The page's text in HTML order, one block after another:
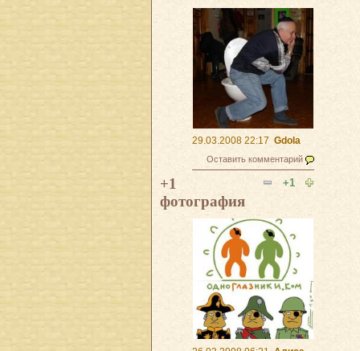
29.03.2008 22:17 Gdola
Оставить комментарий
+1
+1
фотография